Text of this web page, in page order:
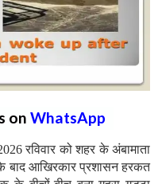
on WhatsApp
रविवार को शहर के अंबामाता
बाद आखिरकार प्रशासन हरकत